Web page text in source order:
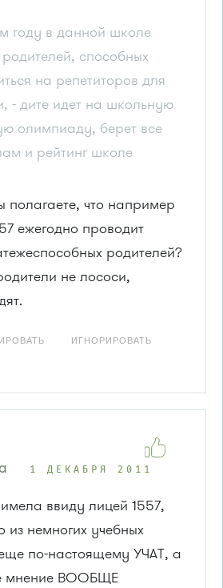
году в данной школе
способных
на репетиторов для
- дите идет на школьную
олимпиаду, берет все
и рейтинг школе
полагаете, что например
ежегодно проводит
родителей?
не лососи,
ИГНОРИРОВАТЬ
1 ДЕКАБРЯ 2011
ввиду лицей 1557,
из немногих учебных
по-настоящему УЧАТ, а
мнение ВООБЩЕ